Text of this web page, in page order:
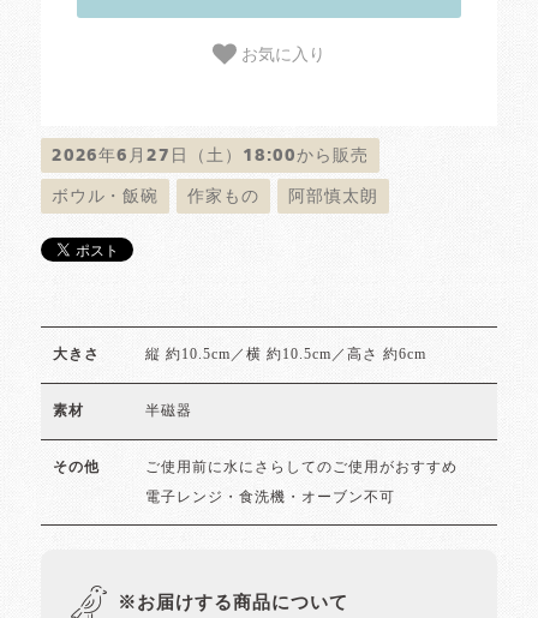
お気に入り
2026年6月27日（土）18:00から販売
ボウル・飯碗 作家もの 阿部慎太朗
大きさ 縦 約10.5cm／横 約10.5cm／高さ 約6cm
素材 半磁器
その他 ご使用前に水にさらしてのご使用がおすすめ
電子レンジ・食洗機・オーブン不可
※お届けする商品について